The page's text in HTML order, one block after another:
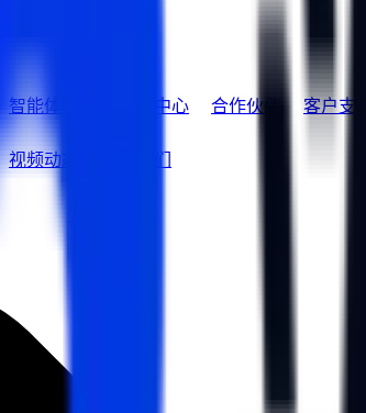
智能体市场 活动中心 合作伙伴
客户支持
视频动态
加入我们